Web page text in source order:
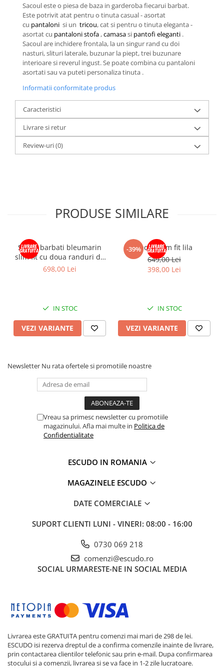
Sacoul este o piesa de baza in garderoba fiecarui barbat.
Este potrivit atat pentru o tinuta casual - asortat
cu pantaloni si un tricou, cat si pentru o tinuta eleganta -
asortat cu pantaloni stofa ,camasasi pantofi eleganti .
Sacoul are inchidere frontala, la un singur rand cu doi
nasturi, slituri laterale, buzunar la piept, trei buzunare
interioare si reverul ingust. Se poate combina cu pantaloni
asortati sau va puteti personaliza tinuta .
Informatii conformitate produs
Caracteristici
Livrare si retur
Review-uri(0)
PRODUSE SIMILARE
Sacou barbati bleumarin
slim fit cu doua randuri de
nasturi
698,00 Lei
IN STOC
VEZI VARIANTE
-39%Sacou slim fit lila
649,00 Lei
398,00 Lei
IN STOC
VEZI VARIANTE
Newsletter Nu rata ofertele si promotiile noastre
Vreau sa primesc newsletter cu promotiile
magazinului. Afla mai multe in Politica de
Confidentialitate
ESCUDO IN ROMANIA
MAGAZINELE ESCUDO
DATE COMERCIALE
SUPORT CLIENTI LUNI - VINERI: 08:00 - 16:00
0730 069 218
comenzi@escudo.ro
SOCIAL URMARESTE-NE IN SOCIAL MEDIA
Livrarea este GRATUITA pentru comenzi mai mari de 298 de lei.
ESCUDO isi rezerva dreptul de a confirma comenzile inainte de livrare,
prin contactarea clientilor telefonic sau prin e-mail. Dupa confirmarea
stocului si a comenzii, livrarea si se va face in 1-2 zile lucratoare.